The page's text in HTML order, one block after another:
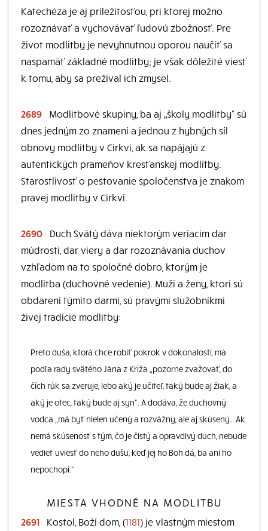
Katechéza je aj príležitosťou, pri ktorej možno
rozoznávať a vychovávať ľudovú zbožnosť. Pre
život modlitby je nevyhnutnou oporou naučiť sa
naspamäť základné modlitby; je však dôležité viesť
k tomu, aby sa prežíval ich zmysel.
2689
Modlitbové skupiny, ba aj „školy modlitby“ sú
dnes jedným zo znamení a jednou z hybných síl
obnovy modlitby v Cirkvi, ak sa napájajú z
autentických prameňov kresťanskej modlitby.
Starostlivosť o pestovanie spoločenstva je znakom
pravej modlitby v Cirkvi.
2690
Duch Svätý dáva niektorým veriacim dar
múdrosti, dar viery a dar rozoznávania duchov
vzhľadom na to spoločné dobro, ktorým je
modlitba (duchovné vedenie). Muži a ženy, ktorí sú
obdarení týmito darmi, sú pravými služobníkmi
živej tradície modlitby:
Preto duša, ktorá chce robiť pokrok v dokonalosti, má
podľa rady svätého Jána z Kríža „pozorne zvažovať, do
čích rúk sa zveruje, lebo aký je učiteľ, taký bude aj žiak, a
aký je otec, taký bude aj syn“. A dodáva, že duchovný
vodca „má byť nielen učený a rozvážny, ale aj skúsený… Ak
nemá skúsenosť s tým, čo je čistý a opravdivý duch, nebude
vedieť uviesť do neho dušu, keď jej ho Boh dá, ba ani ho
nepochopí.“
MIESTA VHODNÉ NA MODLITBU
2691 Kostol, Boží dom, (1181) je vlastným miestom